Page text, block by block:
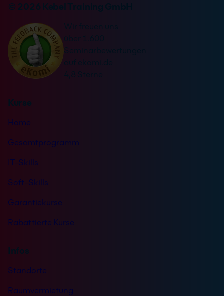
e
t
ä
n
i
*
n
i
e
© 2026 Kebel Training GmbH
Wir freuen uns
über 1.600
Seminarbewertungen
auf ekomi.de
4,8 Sterne
Kurse
Home
Gesamtprogramm
IT-Skills
Soft-Skills
Garantiekurse
Rabattierte Kurse
Infos
Standorte
Raumvermietung